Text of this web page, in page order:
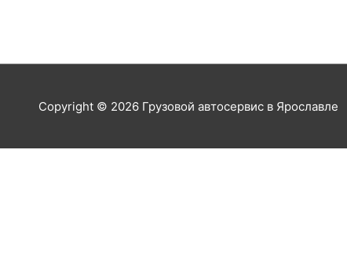
Copyright © 2026 Грузовой автосервис в Ярославле